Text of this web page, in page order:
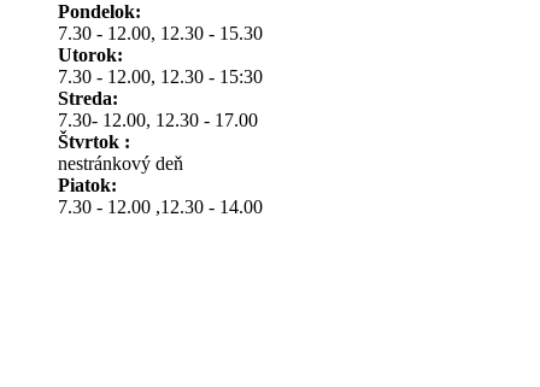
Pondelok:
7.30 - 12.00, 12.30 - 15.30
Utorok:
7.30 - 12.00, 12.30 - 15:30
Streda:
7.30- 12.00, 12.30 - 17.00
Štvrtok :
nestránkový deň
Piatok:
7.30 - 12.00 ,12.30 - 14.00